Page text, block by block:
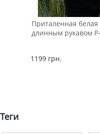
Приталенная
длинным рукавом
1199 грн.
Теги